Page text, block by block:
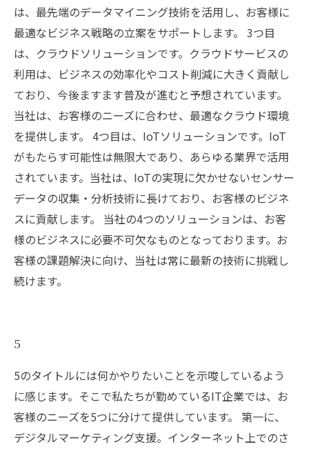
は、最先端のデータマイニング技術を活用し、お客様に
最適なビジネス戦略の立案をサポートします。 3つ目
は、クラウドソリューションです。クラウドサービスの
利用は、ビジネスの効率化やコスト削減に大きく貢献し
ており、今後ますます普及が進むと予想されています。
当社は、お客様のニーズに合わせ、最適なクラウド環境
を提供します。 4つ目は、IoTソリューションです。IoT
がもたらす可能性は無限大であり、あらゆる業界で活用
されています。当社は、IoTの実現に欠かせないセンサー
データの収集・分析技術に長けており、お客様のビジネ
スに貢献します。 当社の4つのソリューションは、お客
様のビジネスに必要不可欠なものとなっております。お
客様の課題解決に向け、当社は常に最新の技術に挑戦し
続けます。
5
5のタイトルには何かやりたいことを示唆しているよう
に感じます。そこで私たちが勤めているIT企業では、お
客様のニーズを5つに分けて提供しています。 第一に、
デジタルマーケティング支援。インターネット上でのさ